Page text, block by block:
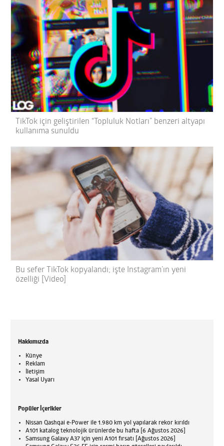
TikTok için geliştirilen “Topluluk Notları” benzeri altyapı
kullanıma sunuldu
Bu sefer TikTok kopyalandı; işte Instagram’ın yeni
özelliği [Video]
Hakkımızda
Künye
Reklam
İletişim
Yasal Uyarı
Popüler İçerikler
Nissan Qashqai e-Power ile 1.980 km yol yapılarak rekor kırıldı
A101 katalog teknolojik ürünlerde bu hafta [6 Ağustos 2026]
Samsung Galaxy A37 için yeni A101 fırsatı [Ağustos 2026]